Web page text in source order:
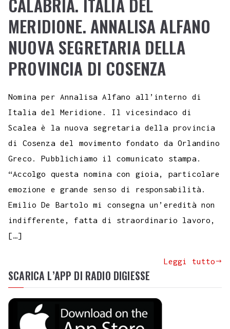
MERIDIONE. ANNALISA ALFANO
NUOVA SEGRETARIA DELLA
PROVINCIA DI COSENZA
Nomina per Annalisa Alfano all’interno di
Italia del Meridione. Il vicesindaco di
Scalea è la nuova segretaria della provincia
di Cosenza del movimento fondato da Orlandino
Greco. Pubblichiamo il comunicato stampa.
“Accolgo questa nomina con gioia, particolare
emozione e grande senso di responsabilità.
Emilio De Bartolo mi consegna un’eredità non
indifferente, fatta di straordinario lavoro,
[…]
Leggi tutto
SCARICA L’APP DI RADIO DIGIESSE